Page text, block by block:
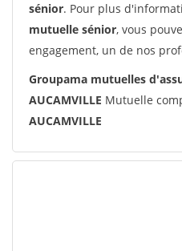
sénior. Pour plus
mutuelle sénior, vous
engagement, un de nos
Groupama mutuelles
AUCAMVILLE Mutuelle
AUCAMVILLE